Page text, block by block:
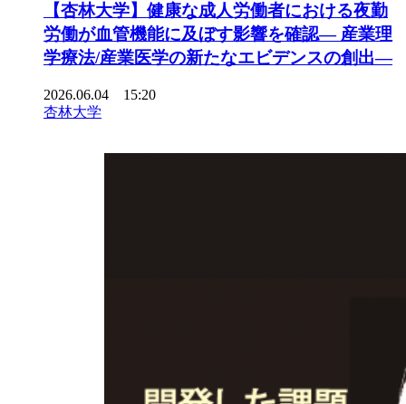
【杏林大学】健康な成人労働者における夜勤
労働が血管機能に及ぼす影響を確認― 産業理
学療法/産業医学の新たなエビデンスの創出―
2026.06.04 15:20
杏林大学